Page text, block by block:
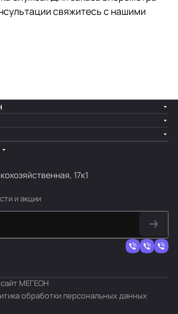
свяжитесь с нашими
17к1
и акции
МЕГЕОН
обработки персональных данных